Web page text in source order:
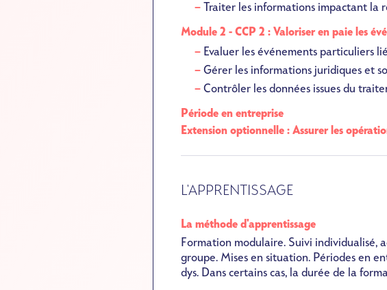
Traiter les informations impactant la
Module 2 - CCP 2 : Valoriser en paie les
Evaluer les événements particuliers
Gérer les informations juridiques et
Contrôler les données issues du
Période en entreprise
Extension optionnelle : Assurer les
L'APPRENTISSAGE
La méthode d'apprentissage
Formation modulaire. Suivi individualisé,
groupe. Mises en situation. Périodes en
dys. Dans certains cas, la durée de la